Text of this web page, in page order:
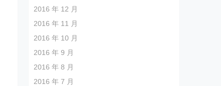
2016 年 12 月
2016 年 11 月
2016 年 10 月
2016 年 9 月
2016 年 8 月
2016 年 7 月